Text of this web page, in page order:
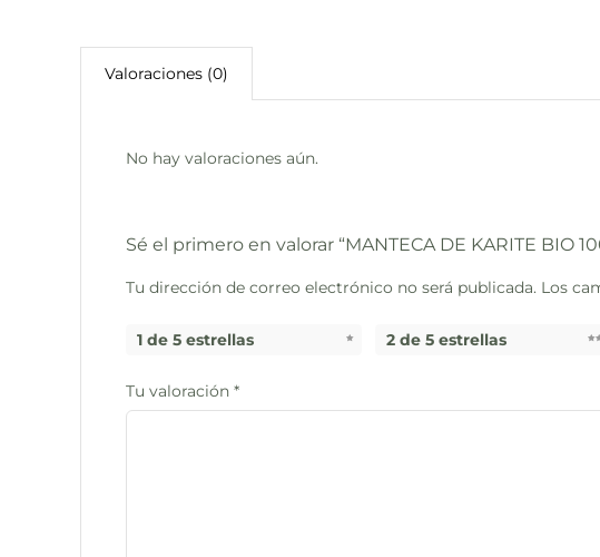
Valoraciones (0)
No hay valoraciones aún.
Sé el primero en valorar “MANTECA DE KARITE BIO
Tu dirección de correo electrónico no será publicada. Los
1 de 5 estrellas 2 de 5 estrellas
Tu valoración *